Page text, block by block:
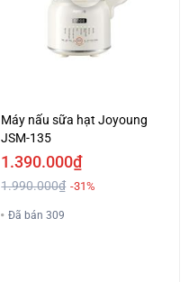
Máy nấu sữa hạt Joyoung
JSM-135
1.390.000₫
1.990.000₫ -31%
Đã bán 309